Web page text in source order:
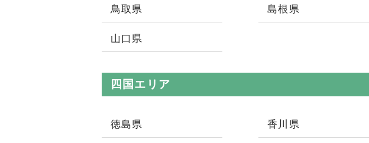
鳥取県 島根県
山口県
四国エリア
徳島県 香川県